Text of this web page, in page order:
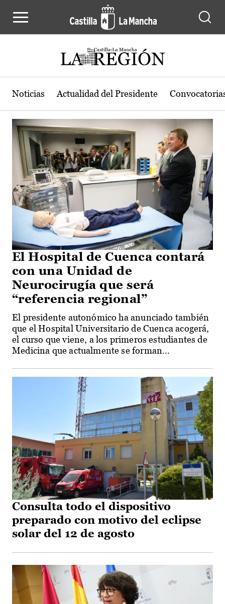
Actualidad de la región de Castilla-
Noticias Actualidad del Presidente
El Hospital de Cuenca contará
con una Unidad de
Neurocirugía que será
“referencia regional”
El presidente autonómico ha anunciado también
que el Hospital Universitario de Cuenca acogerá,
el curso que viene, a los primeros estudiantes de
Medicina que actualmente se forman...
Consulta todo el dispositivo
preparado con motivo del eclipse
solar del 12 de agosto